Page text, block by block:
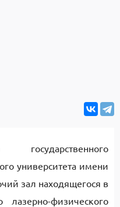
университета имени
зал находящегося в
физического